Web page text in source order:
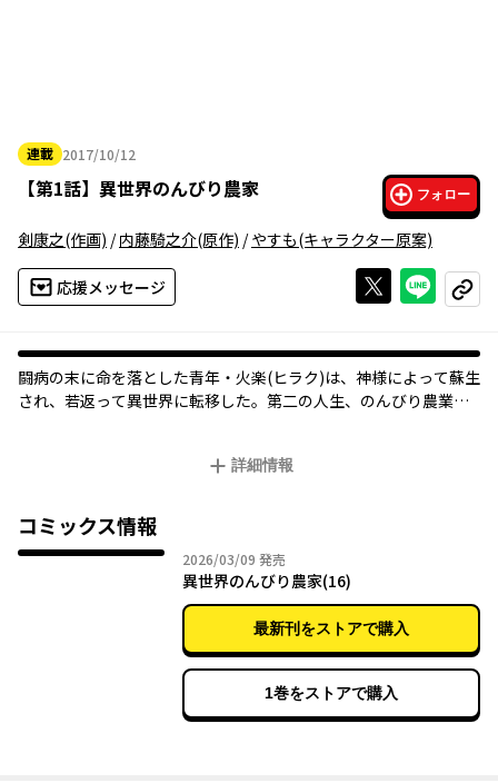
連載 2017/10/12
2017年10月12日
【第1話】 異世界のんびり農家 フォロー
剣康之(作画) /内藤騎之介(原作) /やすも(キャラクター原案)
応援メッセージ Xで投稿する
ライン
コピー
闘病の末に命を落とした青年・火楽(ヒラク)は、神様によって蘇生
され、若返って異世界に転移した。第二の人生、のんびり農業を
て……。あっという間に村になり、気付けば俺が村長に!? スロー
詳細情報
コミックス情報
2026/03/09 2026年03月09日
発売
異世界のんびり農家(16)
最新刊をストアで購入
1巻をストアで購入